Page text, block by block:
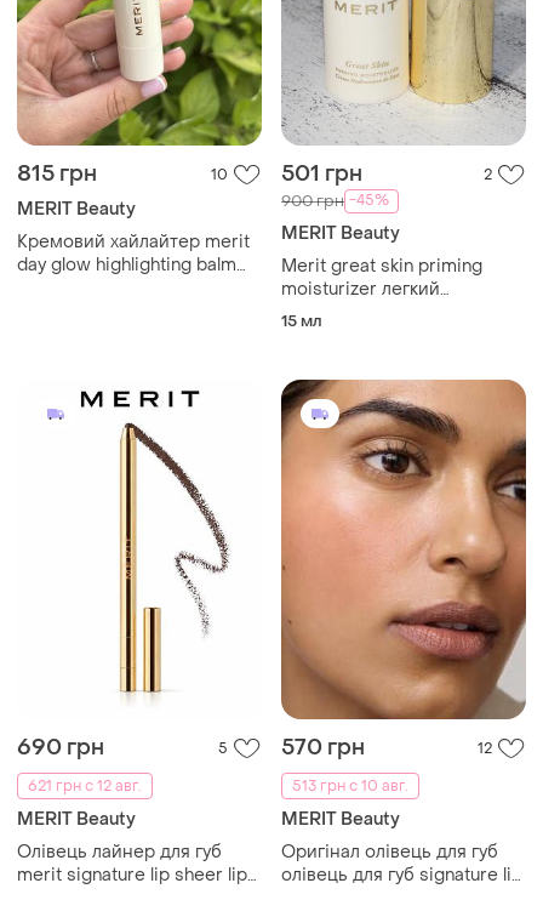
815 грн 10
MERIT Beauty
Кремовий хайлайтер merit
day glow highlighting balm
501 грн 2
900 грн -45%
MERIT Beauty
Merit great skin priming
moisturizer легкий
зволожувальний крем-
15 мл
690 грн
5
621 грн с 12 авг.
MERIT Beauty
Олівець лайнер для губ
merit signature lip sheer lip
570 грн
12
513 грн с 10 авг.
MERIT Beauty
Оригінал олівець для губ
олівець для губ signature lip